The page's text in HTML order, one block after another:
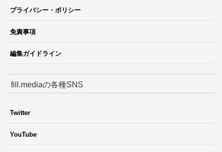
プライバシー・ポリシー
免責事項
編集ガイドライン
fill.mediaの各種SNS
Twitter
YouTube